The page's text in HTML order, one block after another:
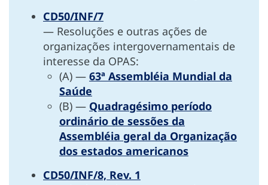
CD50/INF/7
— Resoluções e outras ações de
organizações intergovernamentais de
interesse da OPAS:
(A) — 63ª Assembléia Mundial da
Saúde
(B) — Quadragésimo período
ordinário de sessões da
Assembléia geral da Organização
dos estados americanos
CD50/INF/8, Rev. 1